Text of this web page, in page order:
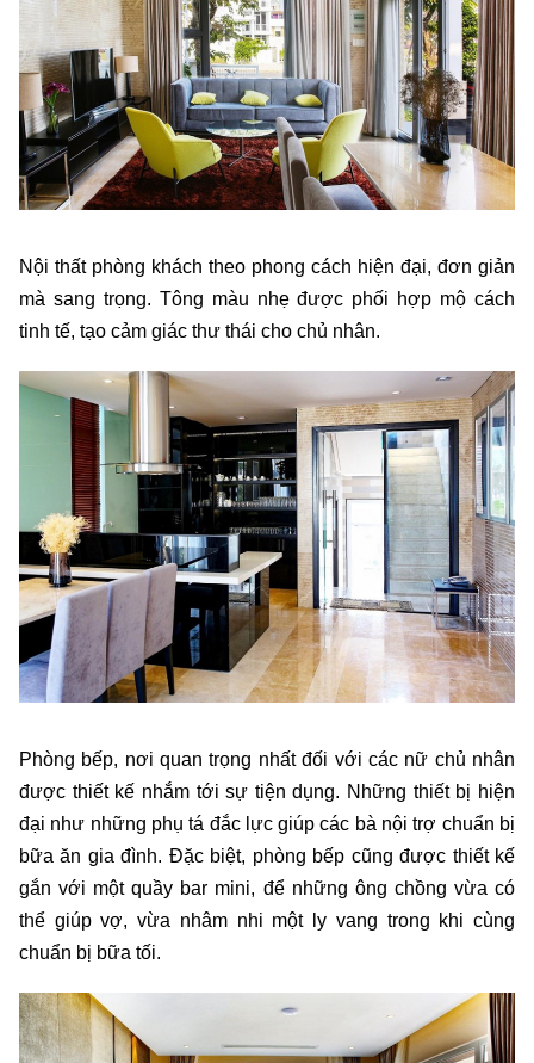
Nội thất phòng khách theo phong cách hiện đại, đơn giản
mà sang trọng. Tông màu nhẹ được phối hợp mộ cách
tinh tế, tạo cảm giác thư thái cho chủ nhân.
Phòng bếp, nơi quan trọng nhất đối với các nữ chủ nhân
được thiết kế nhắm tới sự tiện dụng. Những thiết bị hiện
đại như những phụ tá đắc lực giúp các bà nội trợ chuẩn bị
bữa ăn gia đình. Đặc biệt, phòng bếp cũng được thiết kế
gắn với một quầy bar mini, để những ông chồng vừa có
thể giúp vợ, vừa nhâm nhi một ly vang trong khi cùng
chuẩn bị bữa tối.